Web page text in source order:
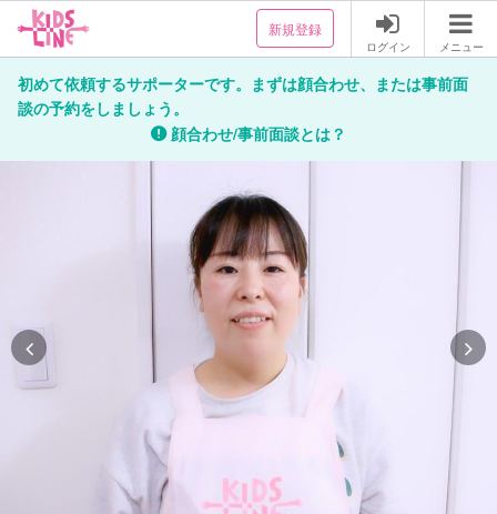
新規登録
ログイン メニュー
初めて依頼するサポーターです。まずは顔合わせ、または事前面
談の予約をしましょう。
顔合わせ/事前面談とは？